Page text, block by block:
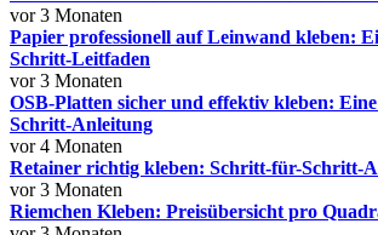
vor 3 Monaten
Papier professionell auf Leinwand kleben:
Schritt-Leitfaden
vor 3 Monaten
OSB-Platten sicher und effektiv kleben:
Schritt-Anleitung
vor 4 Monaten
Retainer richtig kleben: Schritt-für-Schritt-
vor 3 Monaten
Riemchen Kleben: Preisübersicht pro